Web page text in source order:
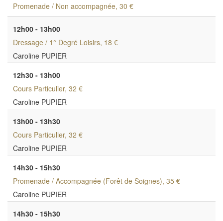
Promenade / Non accompagnée, 30 €
12h00 - 13h00
Dressage / 1° Degré Loisirs, 18 €
Caroline PUPIER
12h30 - 13h00
Cours Particulier, 32 €
Caroline PUPIER
13h00 - 13h30
Cours Particulier, 32 €
Caroline PUPIER
14h30 - 15h30
Promenade / Accompagnée (Forêt de Soignes), 35 €
Caroline PUPIER
14h30 - 15h30